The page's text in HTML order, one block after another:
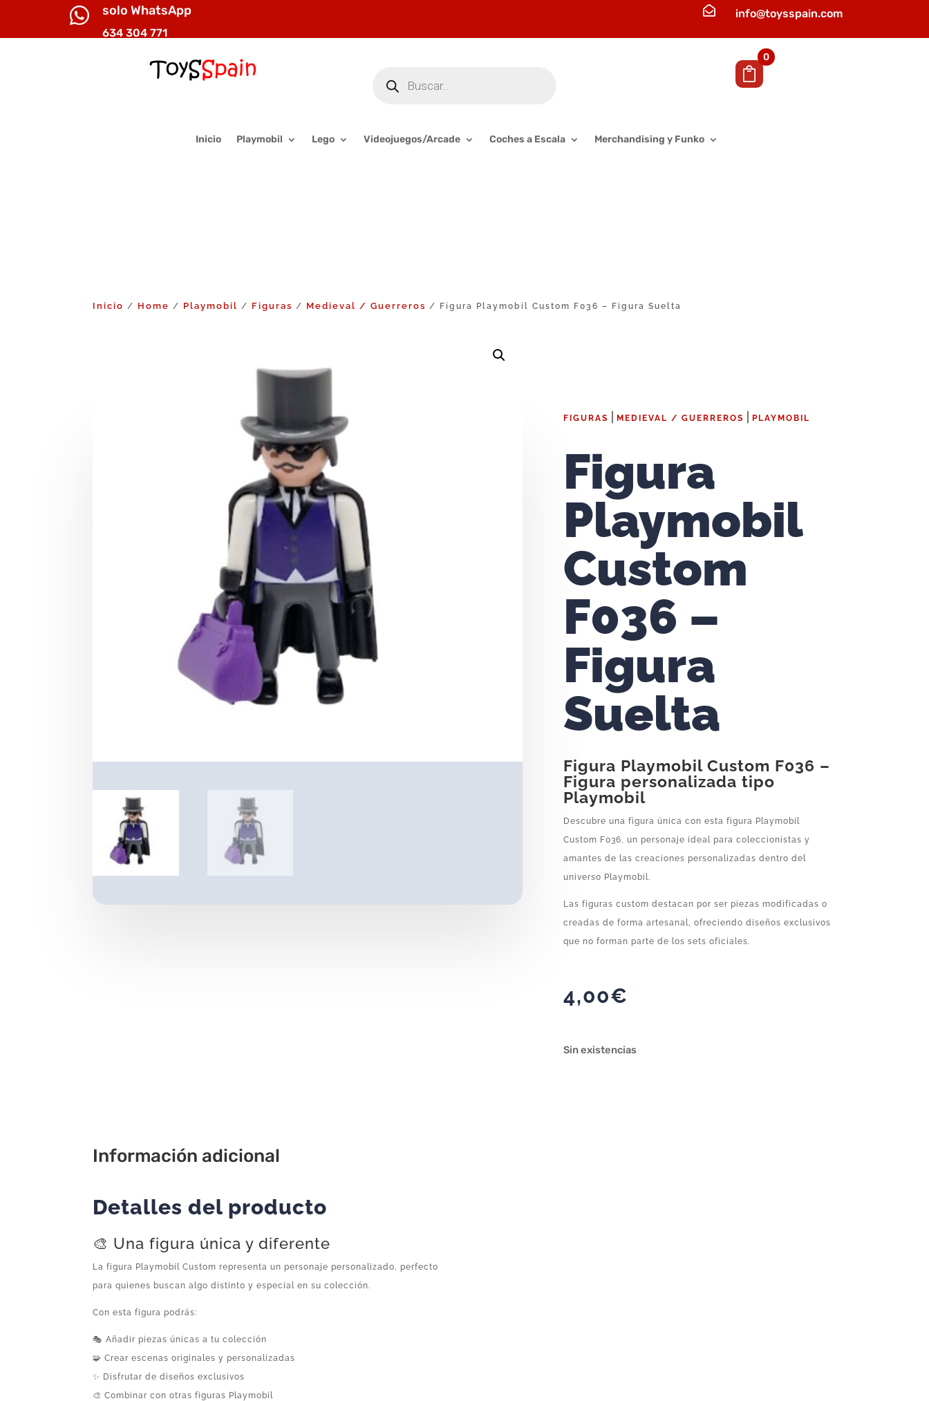
 solo WhatsApp
634 304 771
 info@toysspain.com
productos
0
Inicio Playmobil Lego Videojuegos/Arcade Coches a Escala Merchandising y Funko
Inicio / Home / Playmobil / Figuras / Medieval / Guerreros / Figura Playmobil Custom F036 – Figura Suelta
FIGURAS MEDIEVAL / GUERREROS PLAYMOBIL
Figura
Playmobil
Custom
F036 –
Figura
Suelta
Figura Playmobil Custom F036 –
Figura personalizada tipo
Playmobil
Descubre una figura única con esta figura Playmobil
Custom F036, un personaje ideal para coleccionistas y
amantes de las creaciones personalizadas dentro del
universo Playmobil.
Las figuras custom destacan por ser piezas modificadas o
creadas de forma artesanal, ofreciendo diseños exclusivos
que no forman parte de los sets oficiales.
4,00€
Sin existencias
Información adicional
Detalles del producto
🎨 Una figura única y diferente
La figura Playmobil Custom representa un personaje personalizado, perfecto
para quienes buscan algo distinto y especial en su colección.
Con esta figura podrás:
🎭 Añadir piezas únicas a tu colección
🧩 Crear escenas originales y personalizadas
✨ Disfrutar de diseños exclusivos
🎨 Combinar con otras figuras Playmobil